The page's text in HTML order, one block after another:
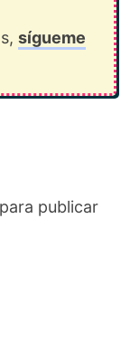
sígueme
para publicar